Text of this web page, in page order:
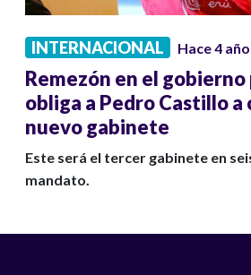
INTERNACIONAL Hace 4
Remezón en el
obliga a Pedro Castillo
nuevo gabinete
Este será el tercer gabinete en
mandato.